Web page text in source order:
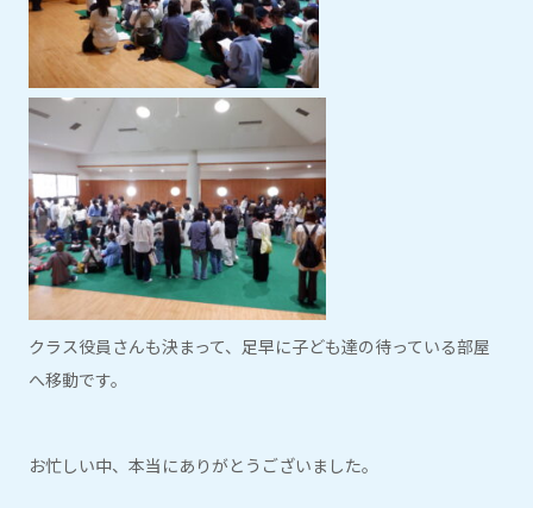
クラス役員さんも決まって、足早に子ども達の待っている部屋
へ移動です。
お忙しい中、本当にありがとうございました。